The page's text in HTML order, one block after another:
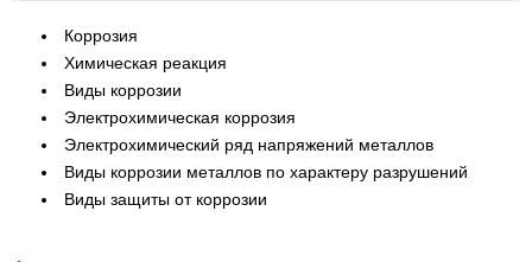
Коррозия
Химическая реакция
Виды коррозии
Электрохимическая коррозия
Электрохимический ряд напряжений металлов
Виды коррозии металлов по характеру разрушений
Виды защиты от коррозии